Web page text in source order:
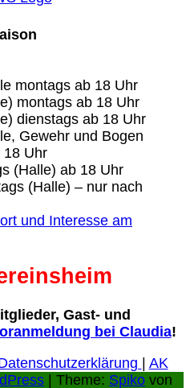
montags ab 18 Uhr
montags ab 18 Uhr
dienstags ab 18 Uhr
Gewehr und Bogen
18 Uhr
(Halle) ab 18 Uhr
(Halle) – nur nach
und Interesse am
Gast- und
bei Claudia!
AK
| Theme: Spiko von